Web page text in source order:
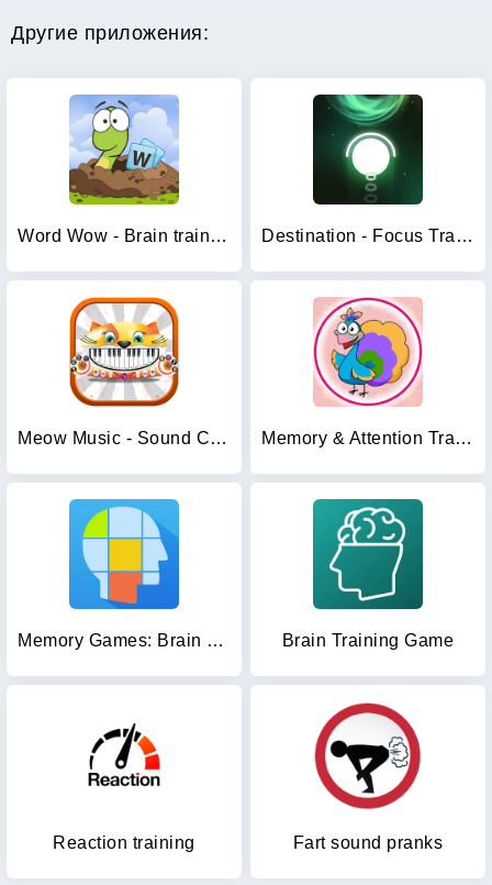
Другие приложения:
Word Wow - Brain training fun Destination - Focus Training
Meow Music - Sound Cat Piano Memory & Attention Training
Memory Games: Brain Training Brain Training Game
Reaction training Fart sound pranks